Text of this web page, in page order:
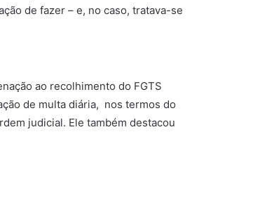
de fazer – e, no caso, tratava-se
ao recolhimento do FGTS
de multa diária, nos termos do
judicial. Ele também destacou